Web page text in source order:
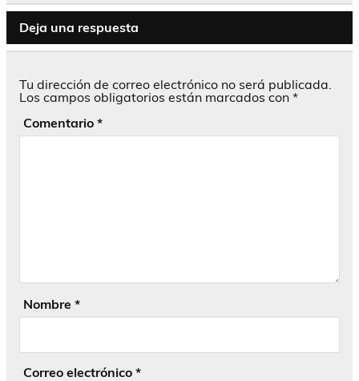
Deja una respuesta
Tu dirección de correo electrónico no será publicada.
Los campos obligatorios están marcados con *
Comentario *
Nombre *
Correo electrónico *